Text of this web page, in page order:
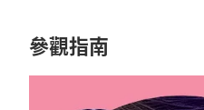
參觀指南